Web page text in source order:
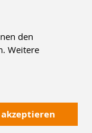
den
Weitere